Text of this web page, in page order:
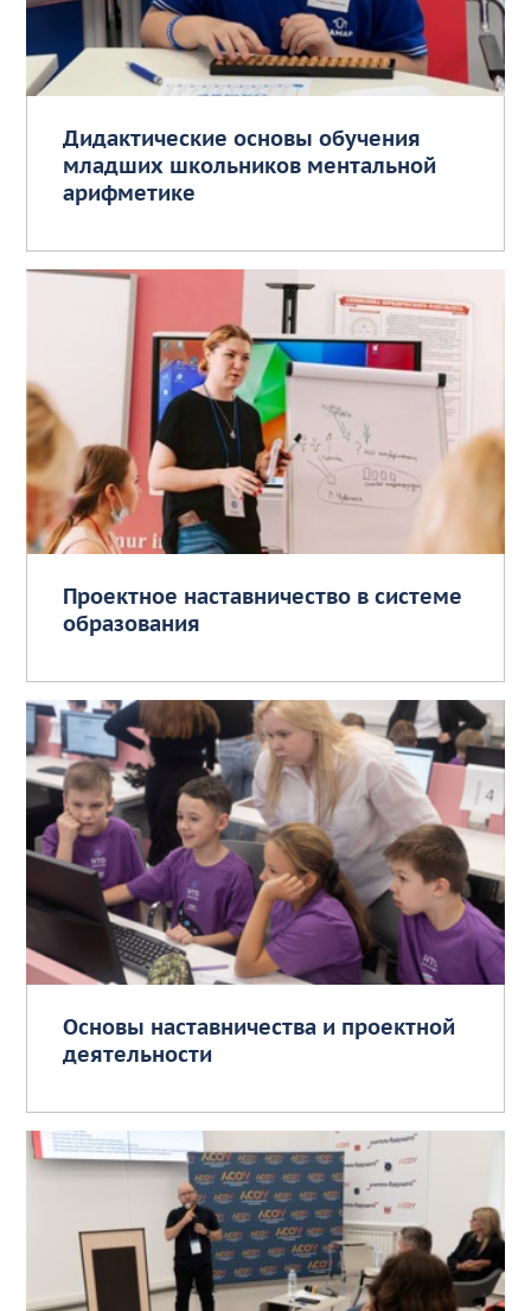
Дидактические основы обучения
младших школьников ментальной
арифметике
Проектное наставничество в системе
образования
Основы наставничества и проектной
деятельности